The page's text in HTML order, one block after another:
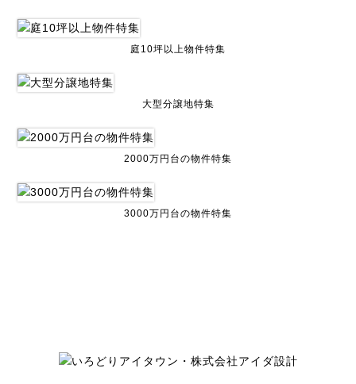
庭10坪以上物件特集
大型分譲地特集
2000万円台の物件特集
3000万円台の物件特集